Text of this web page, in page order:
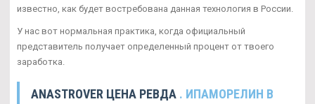
известно, как будет востребована данная технология в России.
У нас вот нормальная практика, когда официальный
представитель получает определенный процент от твоего
заработка.
ANASTROVER ЦЕНА РЕВДА . ИПАМОРЕЛИН В